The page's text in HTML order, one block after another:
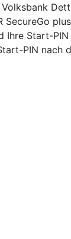
SecureGo
Ihre Start-
PIN nach